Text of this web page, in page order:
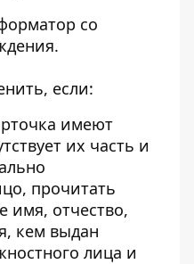
со
.
если:
имеют
их часть и
прочитать
имя, отчество,
кем выдан
лица и